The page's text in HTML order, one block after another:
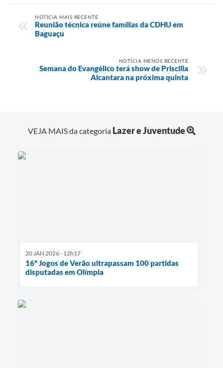
NOTÍCIA MAIS RECENTE
Reunião técnica reúne famílias da CDHU em
Baguaçu
NOTÍCIA MENOS RECENTE
Semana do Evangélico terá show de Priscilla
Alcantara na próxima quinta
VEJA MAIS da categoria Lazer e Juventude
20 JAN 2026 - 12h17
16º Jogos de Verão ultrapassam 100 partidas
disputadas em Olímpia